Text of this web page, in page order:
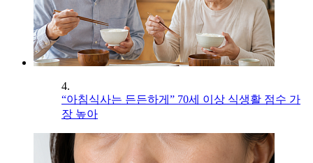
4.
“아침식사는 든든하게” 70세 이상 식생활 점수 가
장 높아